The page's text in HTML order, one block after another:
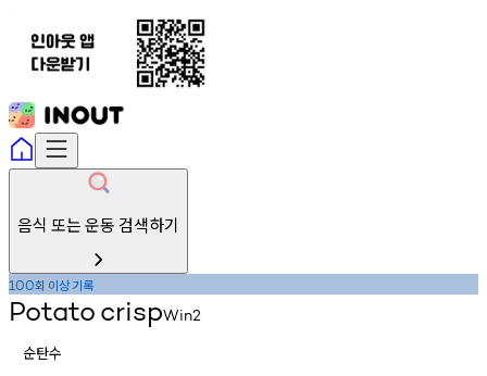
음식 또는 운동 검색하기
100회 이상기록
PotatocrispWin2
순탄수